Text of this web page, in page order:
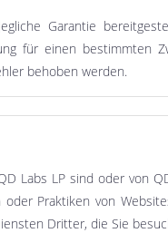
Garantie
für einen bestimmten
behoben werden.
Labs LP sind oder von
Praktiken von
Dritter, die Sie